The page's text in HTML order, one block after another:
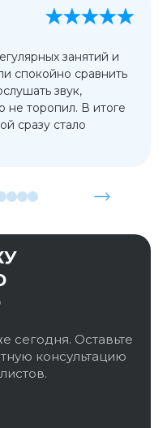
занятий и
спокойно сравнить
звук,
не торопил. В итоге
сразу стало
сегодня. Оставьте
консультацию